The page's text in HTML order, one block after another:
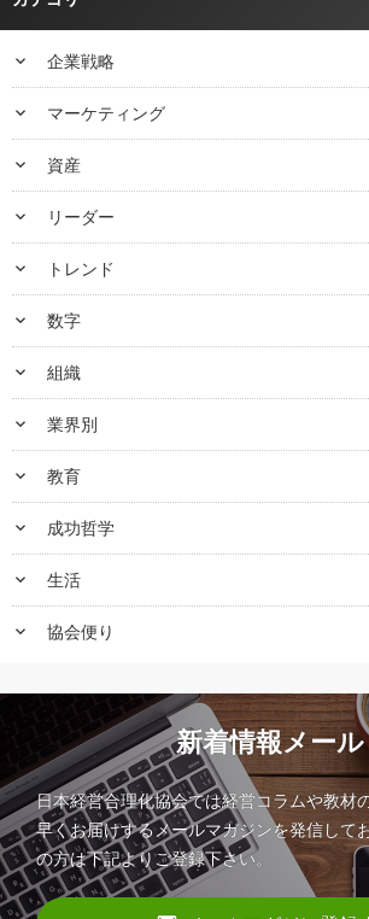
keyboard_arrow_down 企業戦略
keyboard_arrow_down マーケティング
keyboard_arrow_down 資産
keyboard_arrow_down リーダー
keyboard_arrow_down トレンド
keyboard_arrow_down 数字
keyboard_arrow_down 組織
keyboard_arrow_down 業界別
keyboard_arrow_down 教育
keyboard_arrow_down 成功哲学
keyboard_arrow_down 生活
keyboard_arrow_down 協会便り
新着情報メール
日本経営合理化協会では経営コラムや教材
早くお届けするメールマガジンを発信して
の方は下記よりご登録下さい。